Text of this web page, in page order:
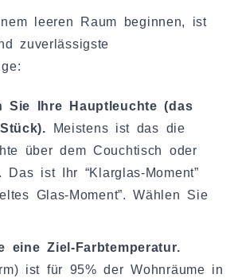
leeren Raum beginnen, ist
zuverlässigste
Sie Ihre Hauptleuchte (das
Meistens ist das die
über dem Couchtisch oder
Das ist Ihr “Klarglas-Moment”
Glas-Moment”. Wählen Sie
eine Ziel-Farbtemperatur.
ist für 95% der Wohnräume in